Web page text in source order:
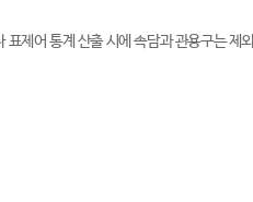
제어 통계 산출 시에 속담과 관용구는 제외